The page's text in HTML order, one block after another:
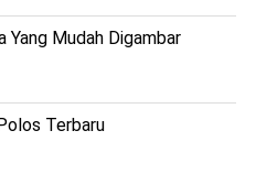
Yang Mudah Digambar
Terbaru